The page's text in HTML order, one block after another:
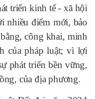
triển kinh tế - xã hội
nhiều điểm mới, bảo
công khai, minh
của pháp luật; vì lợi
phát triển bền vững,
của địa phương.